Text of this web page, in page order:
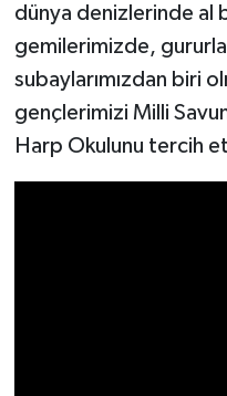
dünya denizlerinde al
gemilerimizde,
subaylarımızdan biri
gençlerimizi Milli
Harp Okulunu tercih